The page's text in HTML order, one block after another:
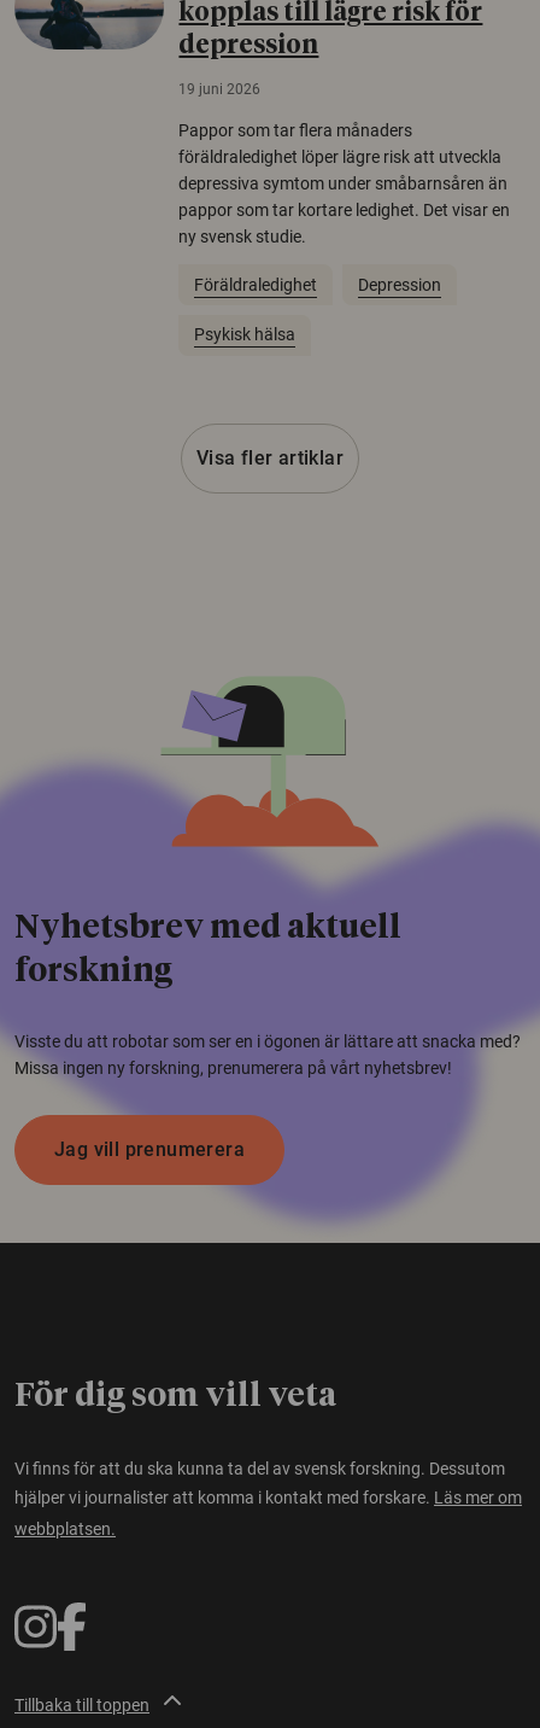
kopplas till lägre risk för
depression
19 juni 2026
Pappor som tar flera månaders
föräldraledighet löper lägre risk att utveckla
depressiva symtom under småbarnsåren än
pappor som tar kortare ledighet. Det visar en
ny svensk studie.
Föräldraledighet Depression
Psykisk hälsa
Visa fler artiklar
Nyhetsbrev med aktuell
forskning
Visste du att robotar som ser en i ögonen är lättare att snacka med?
Missa ingen ny forskning, prenumerera på vårt nyhetsbrev!
Jag vill prenumerera
För dig som vill veta
Vi finns för att du ska kunna ta del av svensk forskning. Dessutom
hjälper vi journalister att komma i kontakt med forskare. Läs mer om
webbplatsen.
Tillbaka till toppen